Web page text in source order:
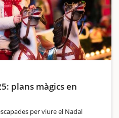
plans màgics en
per viure el Nadal